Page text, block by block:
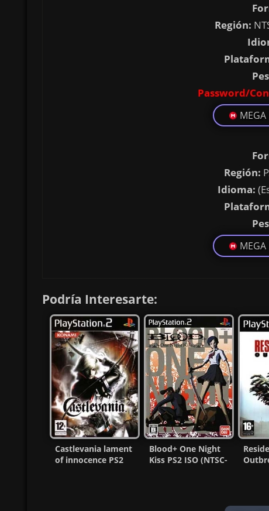
Región:
Password/
MEGA
Región:
Idioma:
MEGA
Podría Interesarte:
Castlevania lament
of innocence PS2
Blood+ One Night
Kiss PS2 ISO (NTSC-